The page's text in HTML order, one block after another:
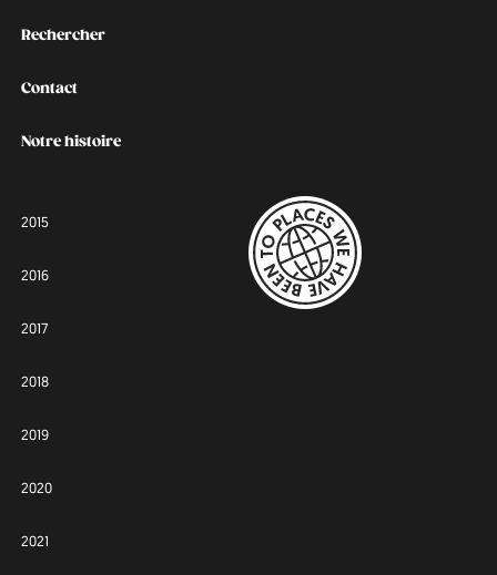
Rechercher
Contact
Notre histoire
2015
2016
2017
2018
2019
2020
2021